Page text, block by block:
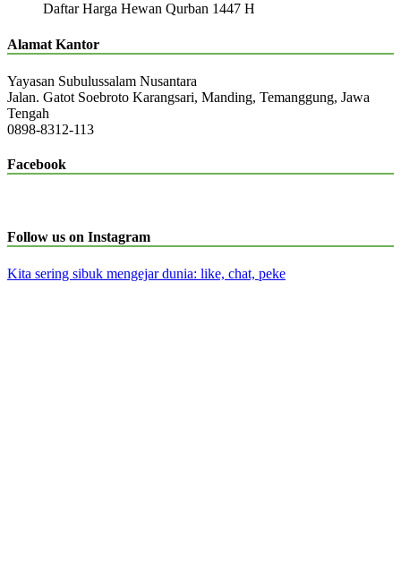
Daftar Harga Hewan Qurban 1447 H
Alamat Kantor
Yayasan Subulussalam Nusantara
Jalan. Gatot Soebroto Karangsari, Manding, Temanggung, Jawa
Tengah
0898-8312-113
Facebook
Follow us on Instagram
Kita sering sibuk mengejar dunia: like, chat, peke